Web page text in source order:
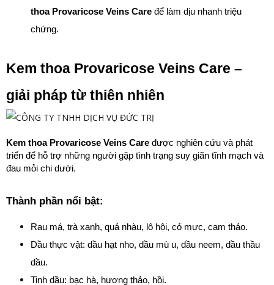
thoa Provaricose Veins Care để làm dịu nhanh triệu
chứng.
Kem thoa Provaricose Veins Care –
giải pháp từ thiên nhiên
Kem thoa Provaricose Veins Care được nghiên cứu và phát
triển để hỗ trợ những người gặp tình trạng suy giãn tĩnh mạch và
đau mỏi chi dưới.
Thành phần nổi bật:
Rau má, trà xanh, quả nhàu, lô hội, cỏ mực, cam thảo.
Dầu thực vật: dầu hạt nho, dầu mù u, dầu neem, dầu thầu
dầu.
Tinh dầu: bạc hà, hương thảo, hồi.